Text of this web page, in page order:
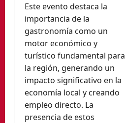
Este evento destaca la
importancia de la
gastronomía como un
motor económico y
turístico fundamental para
la región, generando un
impacto significativo en la
economía local y creando
empleo directo. La
presencia de estos